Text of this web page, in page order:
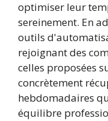
optimiser leur
sereinement. En
outils
rejoignant des
celles proposées
concrètement
hebdomadaires
équilibre